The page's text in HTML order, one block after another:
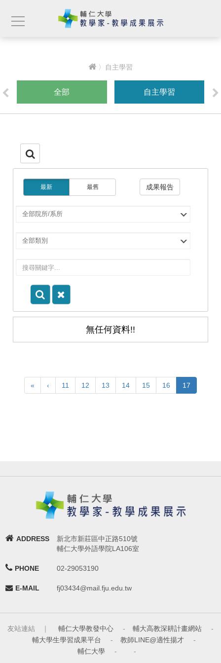
〉自主學習
全部 自主學習
最新 最舊 成果報告
選
所/
所
選
別
無任何資料!!
« ‹ 11 12 13 14 15 16 17
ADDRESS
新北市新莊區中正路510號
輔仁大學外語學院LA106室
PHONE 02-29053190
E-MAIL fj03434@mail.fju.edu.tw
友站連結 ｜ 輔仁大學教發中心 - 輔大高教深耕計畫網站
-
輔大學生學習成果平台
- 教師LINE@適性揚才
-
輔仁大學
- -